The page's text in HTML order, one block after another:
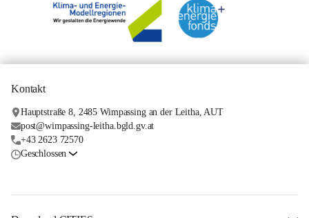
Kontakt
Hauptstraße 8, 2485 Wimpassing an der Leitha, AUT
post@wimpassing-leitha.bgld.gv.at
+43 2623 72570
Geschlossen